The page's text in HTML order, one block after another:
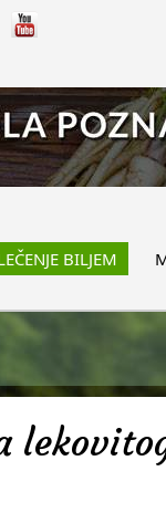
BILJEM